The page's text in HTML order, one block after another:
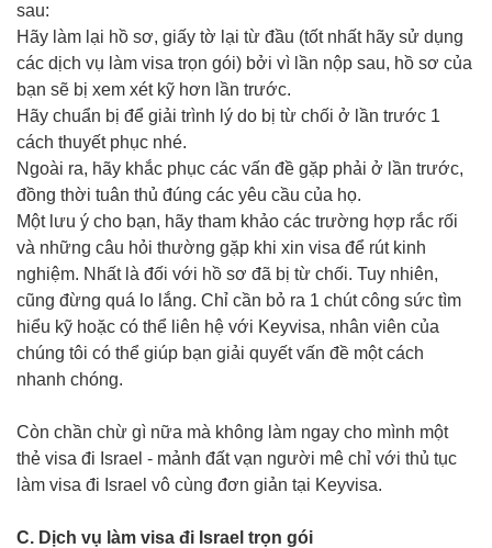
sau:
Hãy làm lại hồ sơ, giấy tờ lại từ đầu (tốt nhất hãy sử dụng
các dịch vụ làm visa trọn gói) bởi vì lần nộp sau, hồ sơ của
bạn sẽ bị xem xét kỹ hơn lần trước.
Hãy chuẩn bị để giải trình lý do bị từ chối ở lần trước 1
cách thuyết phục nhé.
Ngoài ra, hãy khắc phục các vấn đề gặp phải ở lần trước,
đồng thời tuân thủ đúng các yêu cầu của họ.
Một lưu ý cho bạn, hãy tham khảo các trường hợp rắc rối
và những câu hỏi thường gặp khi xin visa để rút kinh
nghiệm. Nhất là đối với hồ sơ đã bị từ chối. Tuy nhiên,
cũng đừng quá lo lắng. Chỉ cần bỏ ra 1 chút công sức tìm
hiểu kỹ hoặc có thể liên hệ với Keyvisa, nhân viên của
chúng tôi có thể giúp bạn giải quyết vấn đề một cách
nhanh chóng.
Còn chần chừ gì nữa mà không làm ngay cho mình một
thẻ visa đi Israel - mảnh đất vạn người mê chỉ với thủ tục
làm visa đi Israel vô cùng đơn giản tại Keyvisa.
C. Dịch vụ làm visa đi Israel trọn gói